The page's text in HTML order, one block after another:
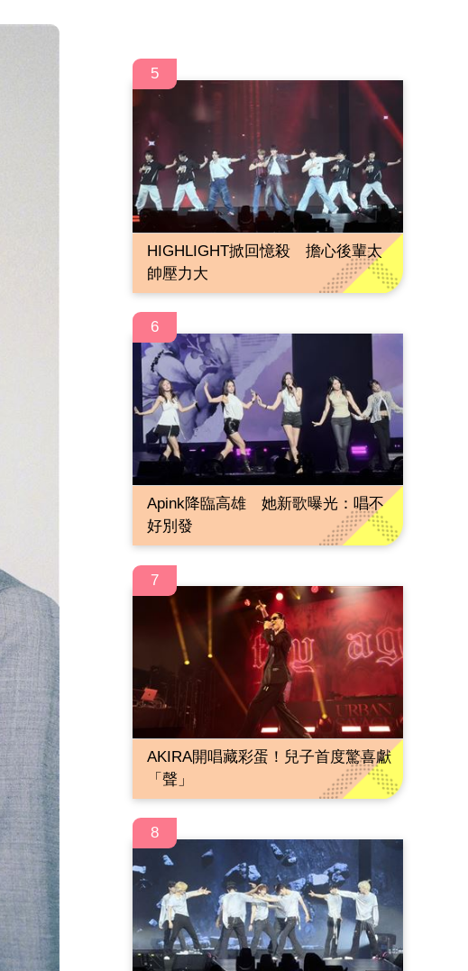
5
HIGHLIGHT掀回憶殺 擔心後輩太
帥壓力大
6
Apink降臨高雄 她新歌曝光：唱不
好別發
7
AKIRA開唱藏彩蛋！兒子首度驚喜獻
「聲」
8